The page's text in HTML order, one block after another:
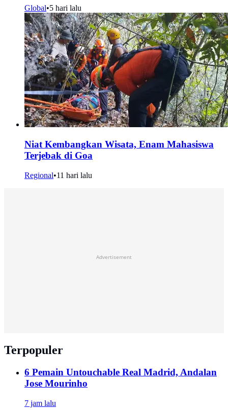
Global•5 hari lalu
Niat Kembangkan Wisata, Enam Mahasiswa
Terjebak di Goa
Regional•11 hari lalu
Advertisement
Terpopuler
6 Pemain Untouchable Real Madrid, Andalan
Jose Mourinho
7 jam lalu